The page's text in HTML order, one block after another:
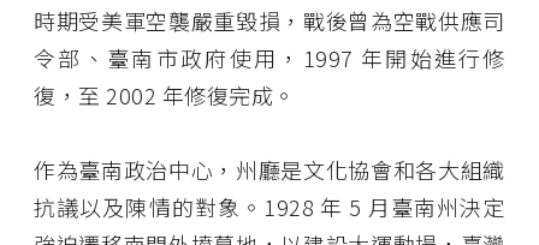
時期受美軍空襲嚴重毀損，戰後曾為空戰供應司
令部、臺南市政府使用，1997 年開始進行修
復，至 2002 年修復完成。
作為臺南政治中心，州廳是文化協會和各大組織
抗議以及陳情的對象。1928 年 5 月臺南州決定